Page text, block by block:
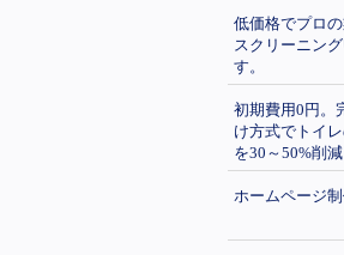
低価格でプロ
スクリーニン
す。
初期費用0円。
け方式でトイ
を30～50%削減
ホームページ制